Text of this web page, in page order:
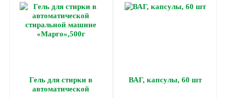
Гель для стирки в
автоматической
ВАГ, капсулы, 60 шт